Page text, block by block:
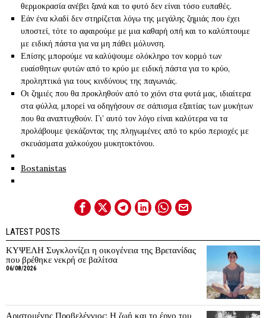
θερμοκρασία ανέβει ξανά και το φυτό δεν είναι τόσο ευπαθές.
Εάν ένα κλαδί δεν στηρίζεται λόγω της μεγάλης ζημιάς που έχει
υποστεί, τότε το αφαιρούμε με μια καθαρή οπή και το καλύπτουμε
με ειδική πάστα για να μη πάθει μόλυνση.
Επίσης μπορούμε να καλύψουμε ολόκληρο τον κορμό των
ευαίσθητων φυτών από το κρύο με ειδική πάστα για το κρύο,
προληπτικά για τους κινδύνους της παγωνιάς.
Οι ζημιές που θα προκληθούν από το χιόνι στα φυτά μας, ιδιαίτερα
στα φύλλα, μπορεί να οδηγήσουν σε σάπισμα εξαιτίας των μυκήτων
που θα αναπτυχθούν. Γι’ αυτό τον λόγο είναι καλύτερα να τα
προλάβουμε ψεκάζοντας της πληγωμένες από το κρύο περιοχές με
σκευάσματα χαλκούχου μυκητοκτόνου.
Bostanistas
LATEST POSTS
ΚΥΨΕΛΗ Συγκλονίζει η οικογένεια της Βρετανίδας
που βρέθηκε νεκρή σε βαλίτσα
06/08/2026
Αριστομένης Προβελέγγιος: Η ζωή και το έργο του